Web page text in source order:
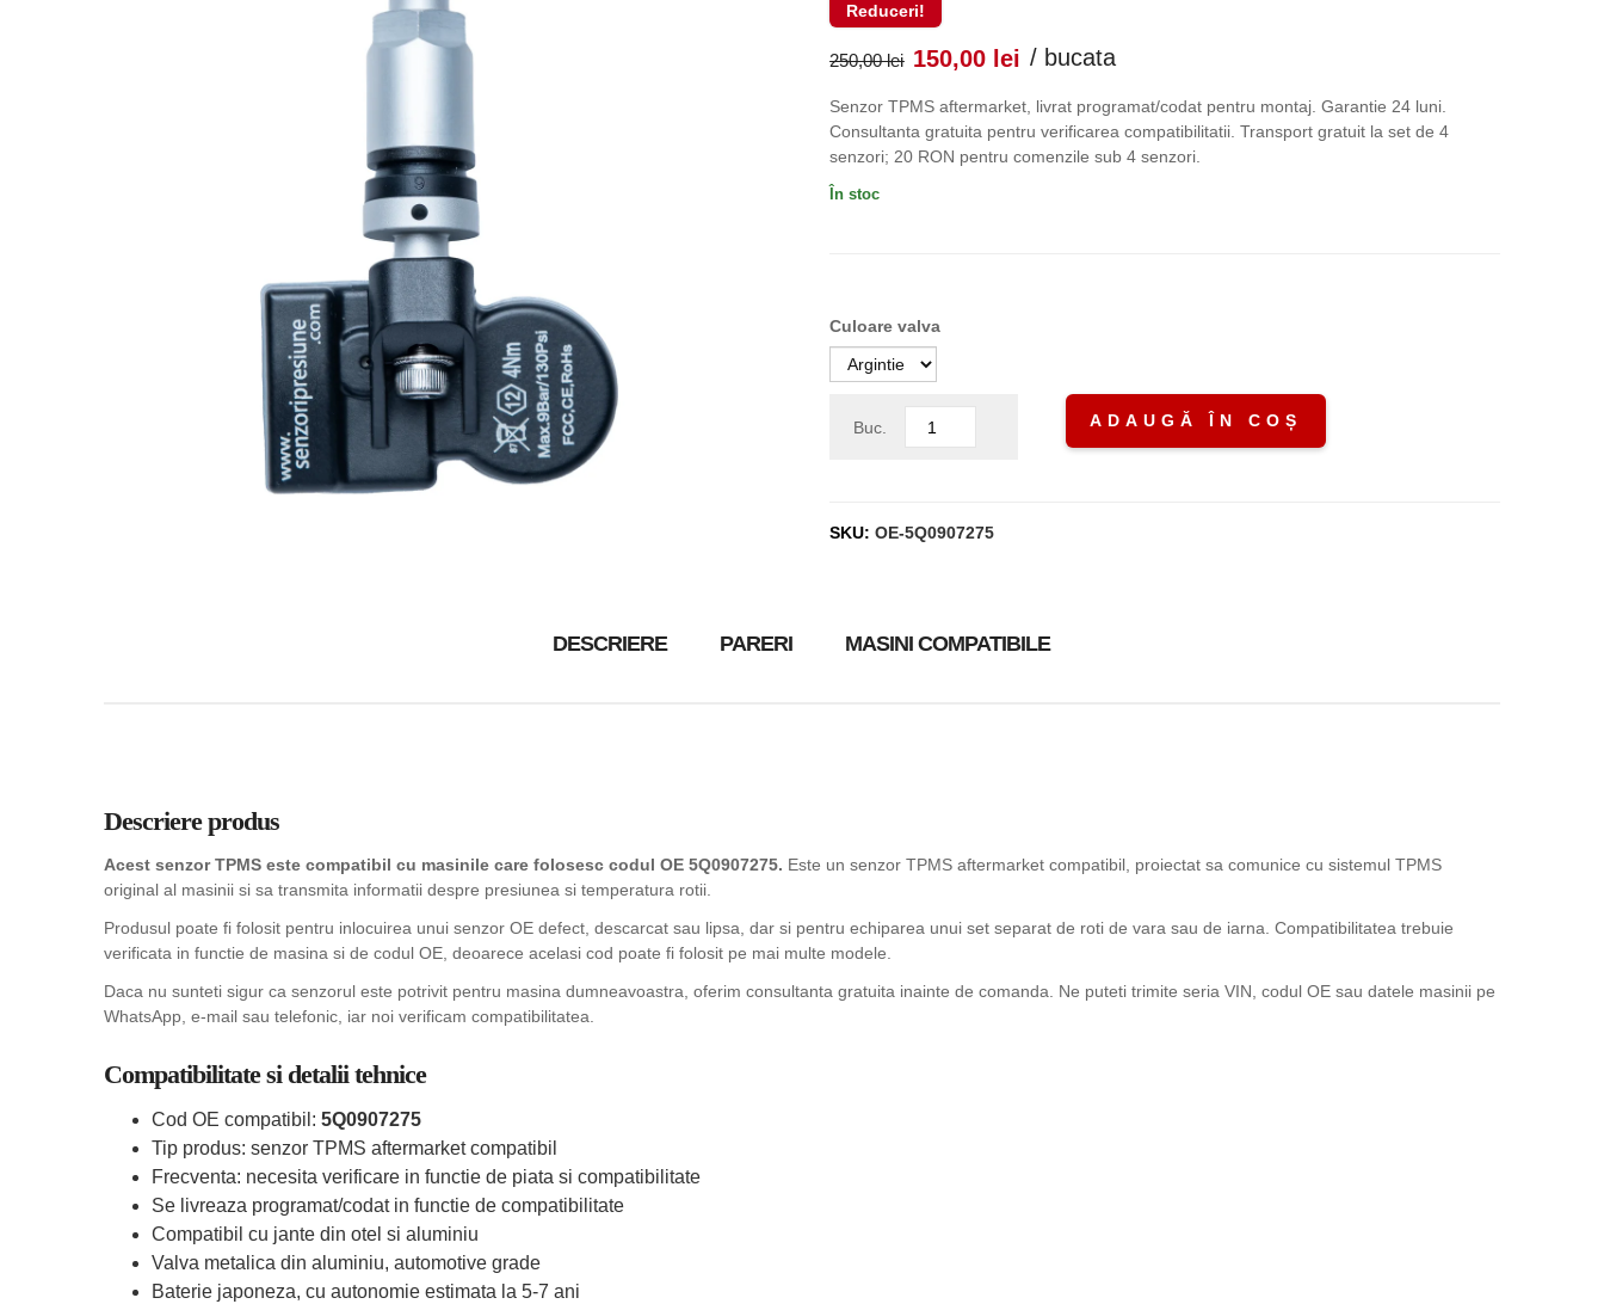
Reduceri!
250,00lei Prețul
inițial
a
150,00 lei Prețul
curent
este:
/ bucata
Senzor TPMS aftermarket, livrat programat/codat pentru montaj. Garantie 24 luni.
Consultanta gratuita pentru verificarea compatibilitatii. Transport gratuit la set de 4
senzori; 20 RON pentru comenzile sub 4 senzori.
În stoc
Culoare valva
Buc. ADAUGĂ ÎN COȘ
SKU:OE-5Q0907275
DESCRIERE PARERI MASINI COMPATIBILE
Descriere produs
Acest senzor TPMS este compatibil cu masinile care folosesc codul OE 5Q0907275. Este un senzor TPMS aftermarket compatibil, proiectat sa comunice cu sistemul TPMS
original al masinii si sa transmita informatii despre presiunea si temperatura rotii.
Produsul poate fi folosit pentru inlocuirea unui senzor OE defect, descarcat sau lipsa, dar si pentru echiparea unui set separat de roti de vara sau de iarna. Compatibilitatea trebuie
verificata in functie de masina si de codul OE, deoarece acelasi cod poate fi folosit pe mai multe modele.
Daca nu sunteti sigur ca senzorul este potrivit pentru masina dumneavoastra, oferim consultanta gratuita inainte de comanda. Ne puteti trimite seria VIN, codul OE sau datele masinii pe
WhatsApp, e-mail sau telefonic, iar noi verificam compatibilitatea.
Compatibilitate si detalii tehnice
Cod OE compatibil: 5Q0907275
Tip produs: senzor TPMS aftermarket compatibil
Frecventa: necesita verificare in functie de piata si compatibilitate
Se livreaza programat/codat in functie de compatibilitate
Compatibil cu jante din otel si aluminiu
Valva metalica din aluminiu, automotive grade
Baterie japoneza, cu autonomie estimata la 5-7 ani